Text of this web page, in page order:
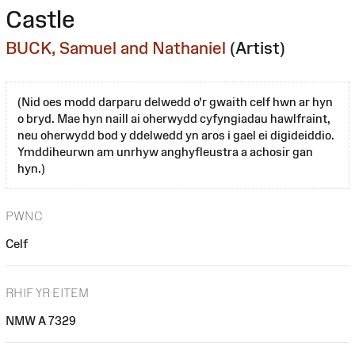
Castle
BUCK, Samuel and Nathaniel (Artist)
(Nid oes modd darparu delwedd o'r gwaith celf hwn ar hyn
o bryd. Mae hyn naill ai oherwydd cyfyngiadau hawlfraint,
neu oherwydd bod y ddelwedd yn aros i gael ei digideiddio.
Ymddiheurwn am unrhyw anghyfleustra a achosir gan
hyn.)
PWNC
Celf
RHIF YR EITEM
NMW A 7329